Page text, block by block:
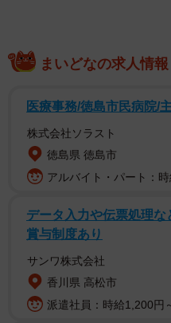
患者さんの自由研究が、予
まいどなの求人情報
医療事務/徳島市民病院/
株式会社ソラスト
徳島県 徳島市
アルバイト・パート：
データ入力や伝票処理
賞与制度あり
サンワ株式会社
香川県 高松市
派遣社員：時給1,200円